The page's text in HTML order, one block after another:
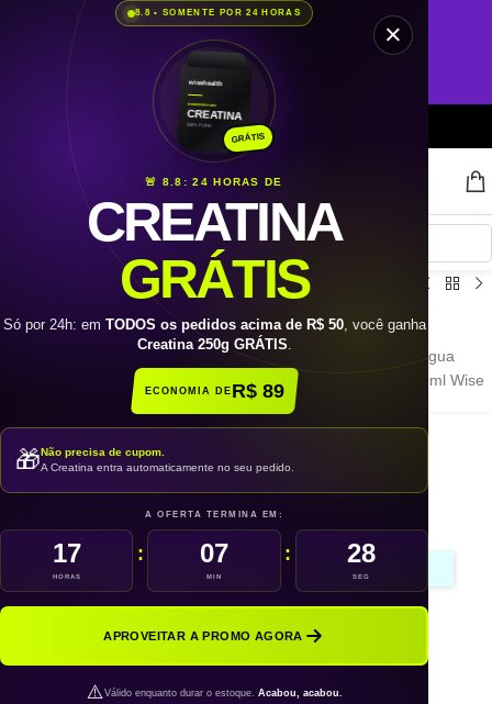
×
8.8 • SOMENTE POR 24 HORAS
wisehealth
MONOHIDRATADA
CREATINA
100% PURE
250g
GRÁTIS
🚨 8.8: 24 HORAS DE
CREATINA
GRÁTIS
Só por 24h: em TODOS os pedidos acima de R$ 50, você ganha
Creatina 250g GRÁTIS.
ECONOMIA DE R$ 89
🎁Não precisa de cupom.
A Creatina entra automaticamente no seu pedido.
A OFERTA TERMINA EM:
17
HORAS
: 07
MIN
: 28
SEG
APROVEITAR A PROMO AGORA
⚠️Válido enquanto durar o estoque. Acabou, acabou.
🔥 APENAS 24 HORAS!
CREATINA GRÁTIS em TODOS os pedidos acima de R$ 50
SOMENTE HOJE!! VER PRODUTOS →
10% DEGIFTBACK EM TODAS AS COMPRAS
Acessórios
GALÃO ANATOMIC WISE (950ML)
19.00
10%em Giftback